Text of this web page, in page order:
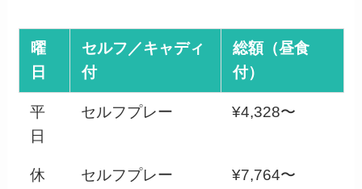
曜
日
セルフ／キャディ
付
総額（昼食
付）
平
日
セルフプレー ¥4,328〜
休
セルフプレー ¥7,764〜